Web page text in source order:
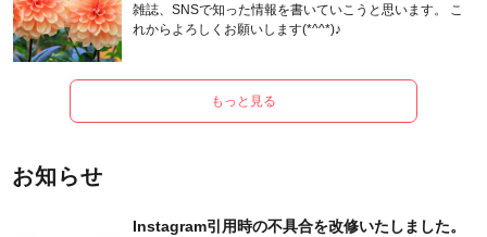
雑誌、SNSで知った情報を書いていこうと思います。 こ
れからよろしくお願いします(*^^*)♪
もっと見る
お知らせ
Instagram引用時の不具合を改修いたしました。